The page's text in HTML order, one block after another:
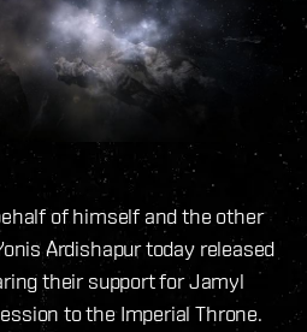
of himself and the other
Ardishapur today released
their support for Jamyl
to the Imperial Throne.